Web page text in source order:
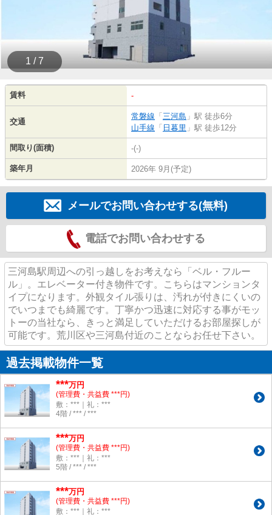
1 / 7
賃料 -
交通
常磐線 「 三河島 」駅 徒歩6分
山手線 「 日暮里 」駅 徒歩12分
間取り(面積) -(-)
築年月 2026年 9月(予定)
メールでお問い合わせする(無料)
電話でお問い合わせする
三河島駅周辺への引っ越しをお考えなら「ベル・フルー
ル」。エレベーター付き物件です。こちらはマンションタ
イプになります。外観タイル張りは、汚れが付きにくいの
でいつまでも綺麗です。丁寧かつ迅速に対応する事がモッ
トーの当社なら、きっと満足していただけるお部屋探しが
可能です。荒川区や三河島付近のことならお任せ下さい。
過去掲載物件一覧
***万円
(管理費・共益費 ***円)
敷：***｜礼：***
4階 / *** / ***
***万円
(管理費・共益費 ***円)
敷：***｜礼：***
5階 / *** / ***
***万円
(管理費・共益費 ***円)
敷：***｜礼：***